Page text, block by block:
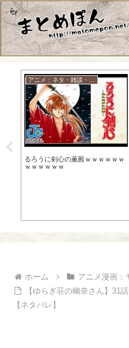
アニメ：ネタ・雑談・ニュース
るろうに剣心の薫殿ｗｗｗｗｗｗ
ｗｗｗｗｗｗ
ホーム アニメ漫画：
【ゆらぎ荘の幽奈さん】31
【ネタバレ】